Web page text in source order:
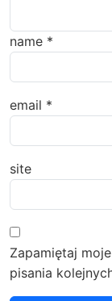
name *
email *
site
Zapamiętaj
pisania